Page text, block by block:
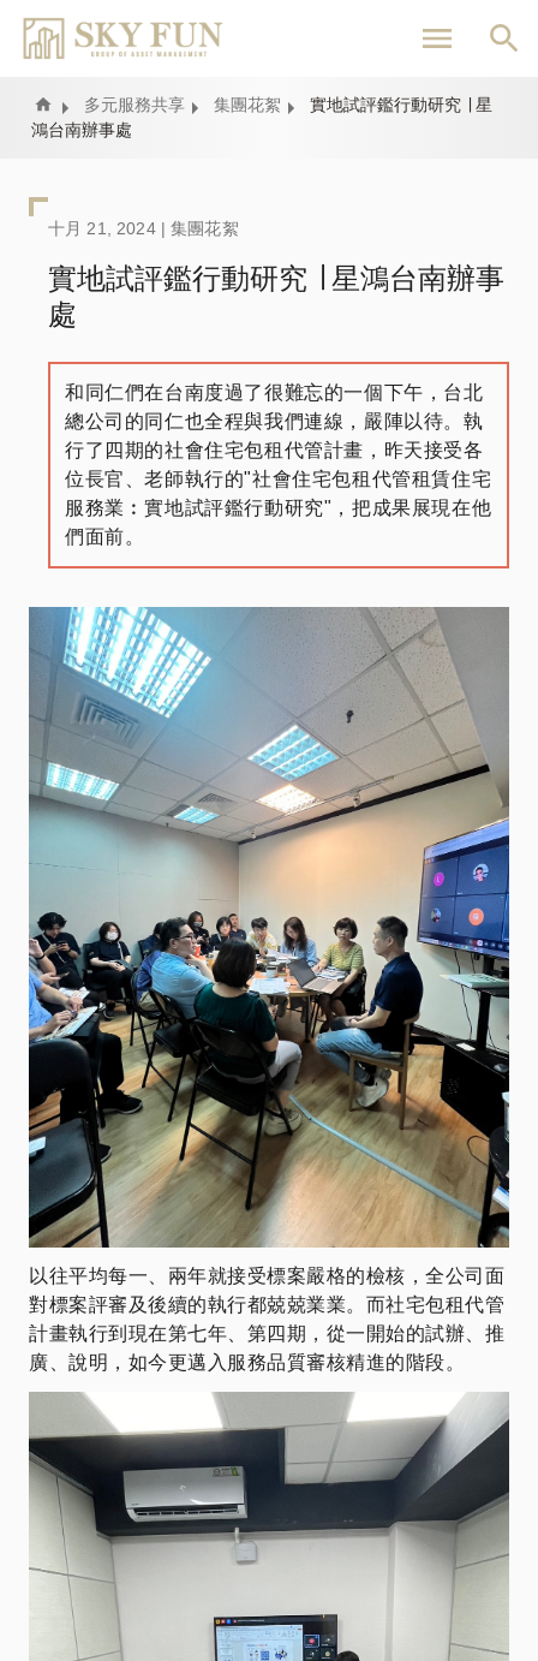
內
Home 多元服務共享 集團花絮
實地試評鑑行動研究 ∣ 星
鴻台南辦事處
十月 21, 2024 |集團花絮
實地試評鑑行動研究 ∣ 星鴻台南辦事
處
和同仁們在台南度過了很難忘的一個下午，台北
總公司的同仁也全程與我們連線，嚴陣以待。執
行了四期的社會住宅包租代管計畫，昨天接受各
位長官、老師執行的"社會住宅包租代管租賃住宅
服務業︰實地試評鑑行動研究"，把成果展現在他
們面前。
以往平均每一、兩年就接受標案嚴格的檢核，全公司面
對標案評審及後續的執行都兢兢業業。而社宅包租代管
計畫執行到現在第七年、第四期，從一開始的試辦、推
廣、說明，如今更邁入服務品質審核精進的階段。